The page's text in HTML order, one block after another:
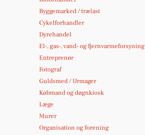
Byggemarked / trælast
Cykelforhandler
Dyrehandel
El-, gas-, vand- og fjernvarmeforsyning
Entreprenør
Fotograf
Guldsmed / Urmager
Købmand og døgnkiosk
Læge
Murer
Organisation og forening